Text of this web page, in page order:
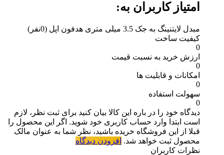
امتیاز کاربران به:
مبدل لایتنینگ به جک 3.5 میلی متری هدفون اپل
(0نفر)
کیفیت ساخت
0
ارزش خرید به نسبت قیمت
0
امکانات و قابلیت ها
0
سهولت استفاده
0
دیدگاه خود را در باره این کالا بیان کنید برای ثبت نظر، لازم
است ابتدا وارد حساب کاربری خود شوید. اگر این محصول را
قبلا از این فروشگاه خریده باشید، نظر شما به عنوان مالک
محصول ثبت خواهد شد. افزودن دیدگاه
نظرات کاربران